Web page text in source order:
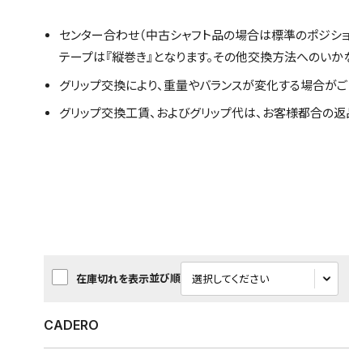
センター合わせ（中古シャフト品の場合は標準のポジショ
テープは『縦巻き』となります。その他交換方法へのい
グリップ交換により、重量やバランスが変化する場合が
グリップ交換工賃、およびグリップ代は、お客様都合の
在庫切れを表示並び順
CADERO